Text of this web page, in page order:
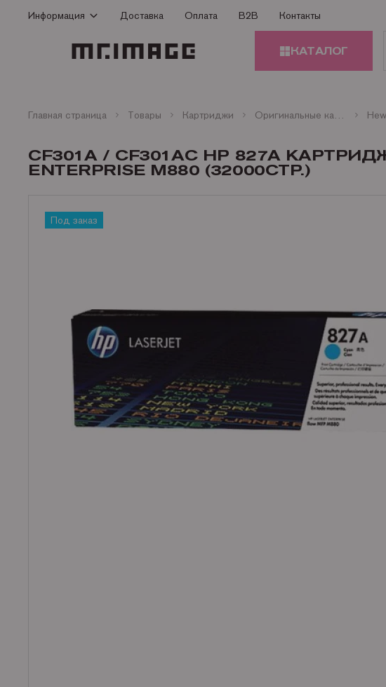
Информация
Доставка
Сертификаты
Контакты
Доставка Оплата B2B Контакты
КАТАЛОГ
Главная страница Товары Картриджи Оригинальные картриджи
CF301A / CF301AC HP 827A
ENTERPRISE M880 (32000СТР.)
Под заказ